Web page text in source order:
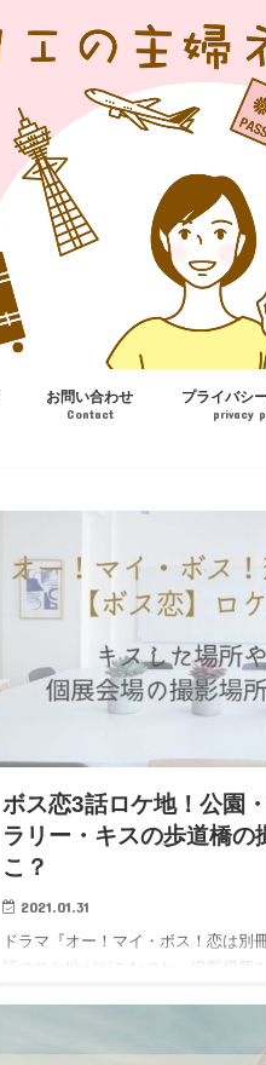
お問い合わせ
Contact
プライバシ
privacy
ボス恋3話ロケ地！公園
ラリー・キスの歩道橋の
こ？
2021.01.31
ドラマ『オー！マイ・ボス！恋は別
話のロケ地がどこなのか、撮影場所
の麗子と編集部のみんながすれ違い